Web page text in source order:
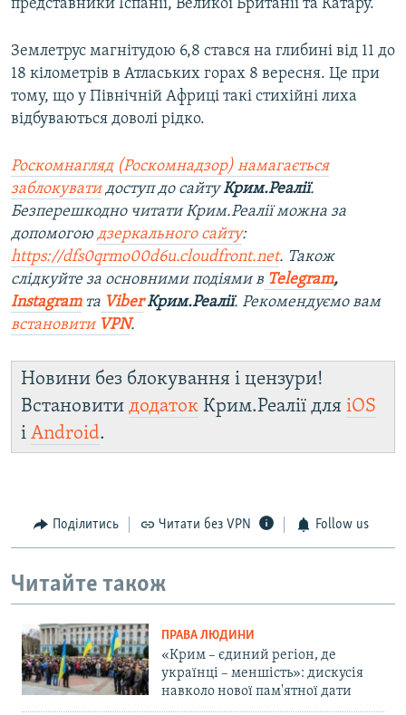
представники Іспанії, Великої Британії та Катару.
Землетрус магнітудою 6,8 стався на глибині від 11 до
18 кілометрів в Атлаських горах 8 вересня. Це при
тому, що у Північній Африці такі стихійні лиха
відбуваються доволі рідко.
Роскомнагляд (Роскомнадзор) намагається
заблокуватидоступ до сайтуКрим.Реалії.
Безперешкодно читати Крим.Реалії можна за
допомогою дзеркального сайту:
https://dfs0qrmo00d6u.cloudfront.net. Також
слідкуйте за основними подіями в Telegram,
Instagramта ViberКрим.Реалії. Рекомендуємо вам
встановити VPN.
Новини без блокування і цензури!
Встановити додаток Крим.Реалії для iOS
і Android.
Поділитись Читати без VPN Follow us
Читайте також
ПРАВА ЛЮДИНИ
«Крим – єдиний регіон, де
українці – меншість»: дискусія
навколо нової пам'ятної дати